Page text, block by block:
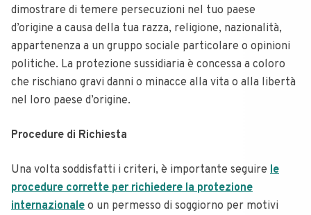
dimostrare di temere persecuzioni nel tuo paese
d’origine a causa della tua razza, religione, nazionalità,
appartenenza a un gruppo sociale particolare o opinioni
politiche. La protezione sussidiaria è concessa a coloro
che rischiano gravi danni o minacce alla vita o alla libertà
nel loro paese d’origine.
Procedure di Richiesta
Una volta soddisfatti i criteri, è importante seguire le
procedure corrette per richiedere la protezione
internazionale o un permesso di soggiorno per motivi